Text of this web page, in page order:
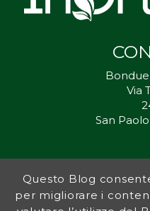
Via
San
Inorto.org è dal 2011 il punto
fornisce preziosi consigli sia
Questo Blog
per migliorare i